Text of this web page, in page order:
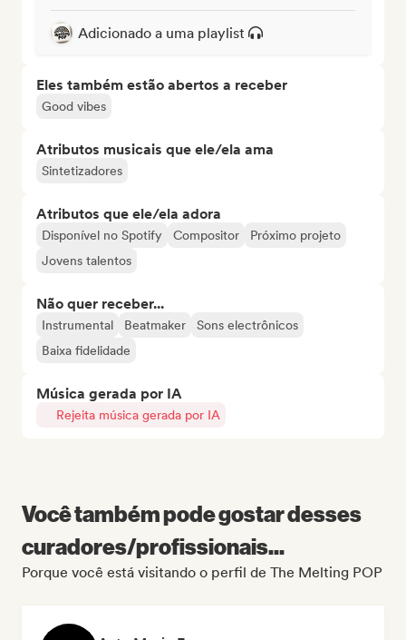
Adicionado a uma playlist
Eles também estão abertos a receber
Good vibes
Atributos musicais que ele/ela ama
Sintetizadores
Atributos que ele/ela adora
Disponível no Spotify Compositor
Próximo projeto
Jovens talentos
Não quer receber...
Instrumental Beatmaker
Sons electrônicos
Baixa fidelidade
Música gerada por IA
Rejeita música gerada por IA
Você também pode gostar desses
curadores/profissionais...
Porque você está visitando o perfil de The Melting POP